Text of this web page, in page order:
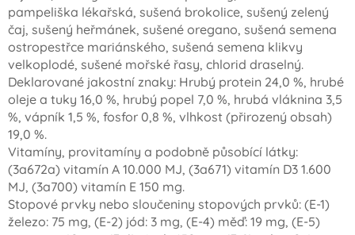
pampeliška lékařská, sušená brokolice, sušený zelený
čaj, sušený heřmánek, sušené oregano, sušená semena
ostropestřce mariánského, sušená semena klikvy
velkoplodé, sušené mořské řasy, chlorid draselný.
Deklarované jakostní znaky: Hrubý protein 24,0 %, hrubé
oleje a tuky 16,0 %, hrubý popel 7,0 %, hrubá vláknina 3,5
%, vápník 1,5 %, fosfor 0,8 %, vlhkost (přirozený obsah)
19,0 %.
Vitamíny, provitamíny a podobně působící látky:
(3a672a) vitamín A 10.000 MJ, (3a671) vitamín D3 1.600
MJ, (3a700) vitamín E 150 mg.
Stopové prvky nebo sloučeniny stopových prvků: (E-1)
železo: 75 mg, (E-2) jód: 3 mg, (E-4) měď: 19 mg, (E-5)